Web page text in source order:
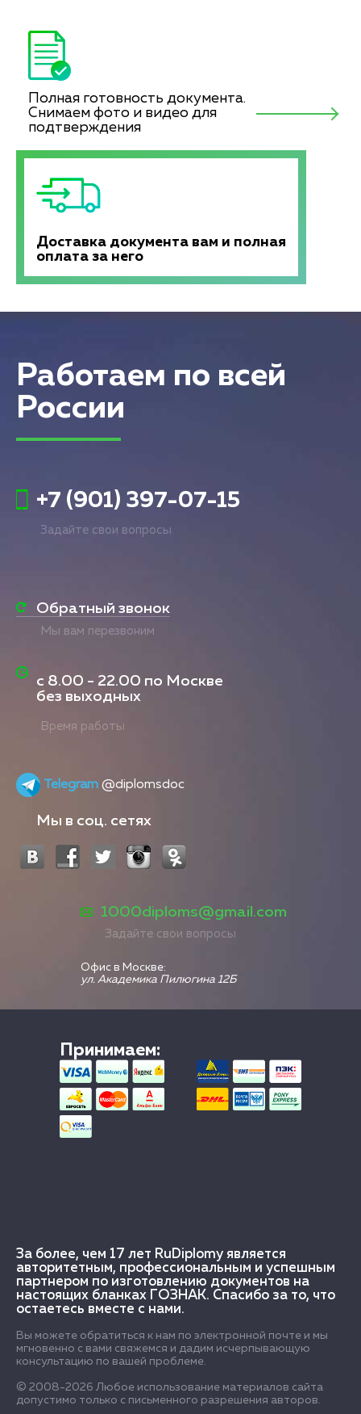
Полная готовность документа.
Снимаем фото и видео для
подтверждения
Доставка документа вам и полная
оплата за него
Работаем по всей
России
+7 (901) 397-07-15
Задайте свои вопросы
Обратный звонок
Мы вам перезвоним
с 8.00 - 22.00 по Москве
без выходных
Время работы
Telegram @diplomsdoc
Мы в соц. сетях
1000diploms@gmail.com
Задайте свои вопросы
Офис в Москве:
ул. Академика Пилюгина 12Б
Принимаем:
За более, чем 17 лет RuDiplomy является
авторитетным, профессиональным и успешным
партнером по изготовлению документов на
настоящих бланках ГОЗНАК. Спасибо за то, что
остаетесь вместе с нами.
Вы можете обратиться к нам по электронной почте и мы
мгновенно с вами свяжемся и дадим исчерпывающую
консультацию по вашей проблеме.
© 2008-2026 Любое использование материалов сайта
допустимо только с письменного разрешения авторов.